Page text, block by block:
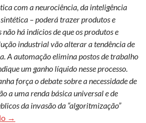
com a neurociência, da inteligência
– poderá trazer produtos e
há indícios de que os produtos e
industrial vão alterar a tendência de
A automação elimina postos de trabalho
um ganho líquido nesse processo.
força o debate sobre a necessidade de
a uma renda básica universal e de
da invasão da “algoritmização”
Revolução tecnológica, automação e
→